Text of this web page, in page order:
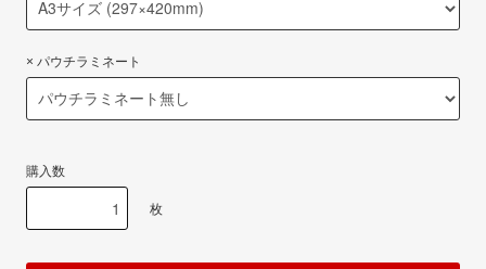
× パウチラミネート
購入数
枚